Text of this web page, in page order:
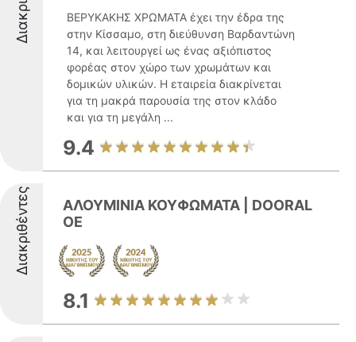
ΒΕΡΥΚΑΚΗΣ ΧΡΩΜΑΤΑ έχει την έδρα της
στην Κίσσαμο, στη διεύθυνση Βαρδαντώνη
14, και λειτουργεί ως ένας αξιόπιστος
φορέας στον χώρο των χρωμάτων και
δομικών υλικών. Η εταιρεία διακρίνεται
για τη μακρά παρουσία της στον κλάδο
και για τη μεγάλη ...
9.4
Διακριθέντες
ΑΛΟΥΜΙΝΙΑ ΚΟΥΦΩΜΑΤΑ | DOORAL
OE
8.1